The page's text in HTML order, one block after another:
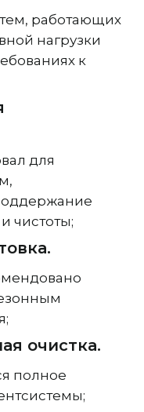
работающих
нагрузки
к
для
чистоты;
очистка.
полное